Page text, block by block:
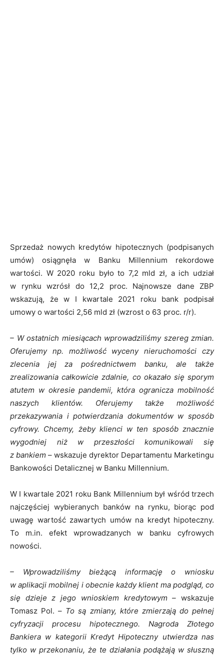
Sprzedaż nowych kredytów hipotecznych (podpisanych
umów) osiągnęła w Banku Millennium rekordowe
wartości. W 2020 roku było to 7,2 mld zł, a ich udział
w rynku wzrósł do 12,2 proc. Najnowsze dane ZBP
wskazują, że w I kwartale 2021 roku bank podpisał
umowy o wartości 2,56 mld zł (wzrost o 63 proc. r/r).
– W ostatnich miesiącach wprowadziliśmy szereg zmian.
Oferujemy np. możliwość wyceny nieruchomości czy
zlecenia jej za pośrednictwem banku, ale także
zrealizowania całkowicie zdalnie, co okazało się sporym
atutem w okresie pandemii, która ogranicza mobilność
naszych klientów. Oferujemy także możliwość
przekazywania i potwierdzania dokumentów w sposób
cyfrowy. Chcemy, żeby klienci w ten sposób znacznie
wygodniej niż w przeszłości komunikowali się
z bankiem – wskazuje dyrektor Departamentu Marketingu
Bankowości Detalicznej w Banku Millennium.
W I kwartale 2021 roku Bank Millennium był wśród trzech
najczęściej wybieranych banków na rynku, biorąc pod
uwagę wartość zawartych umów na kredyt hipoteczny.
To m.in. efekt wprowadzanych w banku cyfrowych
nowości.
– Wprowadziliśmy bieżącą informację o wniosku
w aplikacji mobilnej i obecnie każdy klient ma podgląd, co
się dzieje z jego wnioskiem kredytowym – wskazuje
Tomasz Pol. – To są zmiany, które zmierzają do pełnej
cyfryzacji procesu hipotecznego. Nagroda Złotego
Bankiera w kategorii Kredyt Hipoteczny utwierdza nas
tylko w przekonaniu, że te działania podążają w słuszną